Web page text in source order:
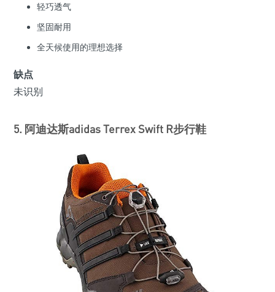
轻巧透气
坚固耐用
全天候使用的理想选择
缺点
未识别
5. 阿迪达斯adidas Terrex Swift R步行鞋